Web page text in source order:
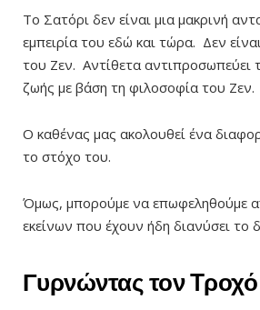
Το Σατόρι δεν είναι μια μακρινή
εμπειρία του εδώ και τώρα. Δεν
του Ζεν. Αντίθετα αντιπροσωπεύει
ζωής με βάση τη φιλοσοφία του Ζεν.
Ο καθένας μας ακολουθεί ένα
το στόχο του.
Όμως, μπορούμε να επωφεληθούμε
εκείνων που έχουν ήδη διανύσει το
Γυρνώντας τον